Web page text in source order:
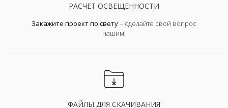
РАСЧЕТ ОСВЕЩЕННОСТИ
Закажите проект по свету– сделайте свой вопрос
нашим!
ФАЙЛЫ ДЛЯ СКАЧИВАНИЯ